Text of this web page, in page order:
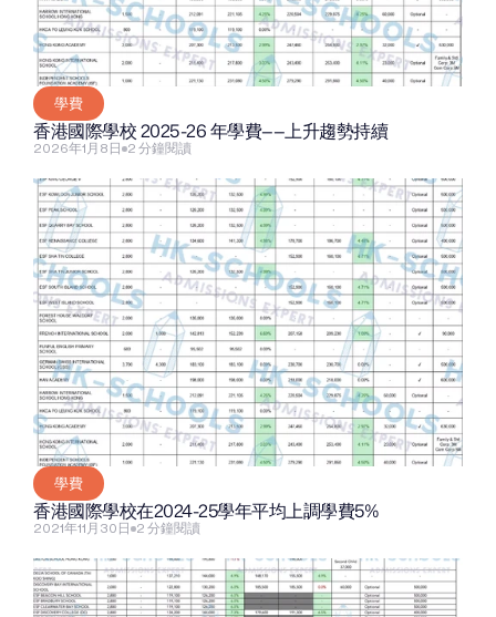
學費
香港國際學校 2025-26 年學費——上升趨勢持續
2026年1月8日 2 分鐘閱讀
學費
香港國際學校在2024-25學年平均上調學費5%
2021年11月30日 2 分鐘閱讀